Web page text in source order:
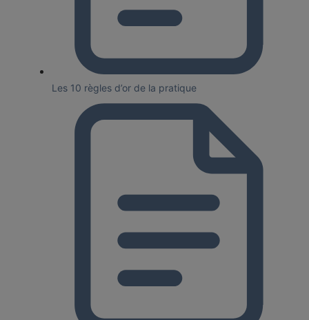
Les 10 règles d’or de la pratique